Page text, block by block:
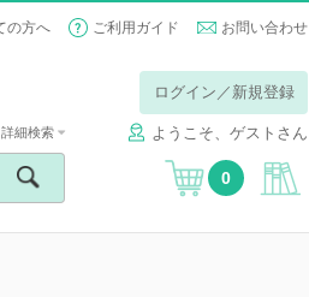
の方へ ご利用ガイド お問い合わせ
ログイン／新規登録
ようこそ、ゲストさん
詳細検索
0